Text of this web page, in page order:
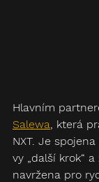
Hlavním
Salewa‬ , která
NXT. Je
vy „další krok“
navržena pro